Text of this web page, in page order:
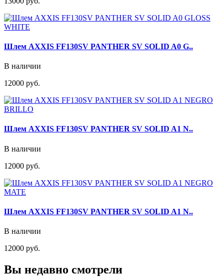
Шлем AXXIS FF130SV PANTHER SV SOLID A0 G..
В наличии
12000 руб.
Шлем AXXIS FF130SV PANTHER SV SOLID A1 N..
В наличии
12000 руб.
Шлем AXXIS FF130SV PANTHER SV SOLID A1 N..
В наличии
12000 руб.
Вы недавно смотрели